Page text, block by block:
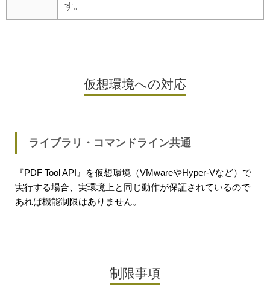
す。
仮想環境への対応
ライブラリ・コマンドライン共通
『PDF Tool API』を仮想環境（VMwareやHyper-Vなど）で
実行する場合、実環境上と同じ動作が保証されているので
あれば機能制限はありません。
制限事項